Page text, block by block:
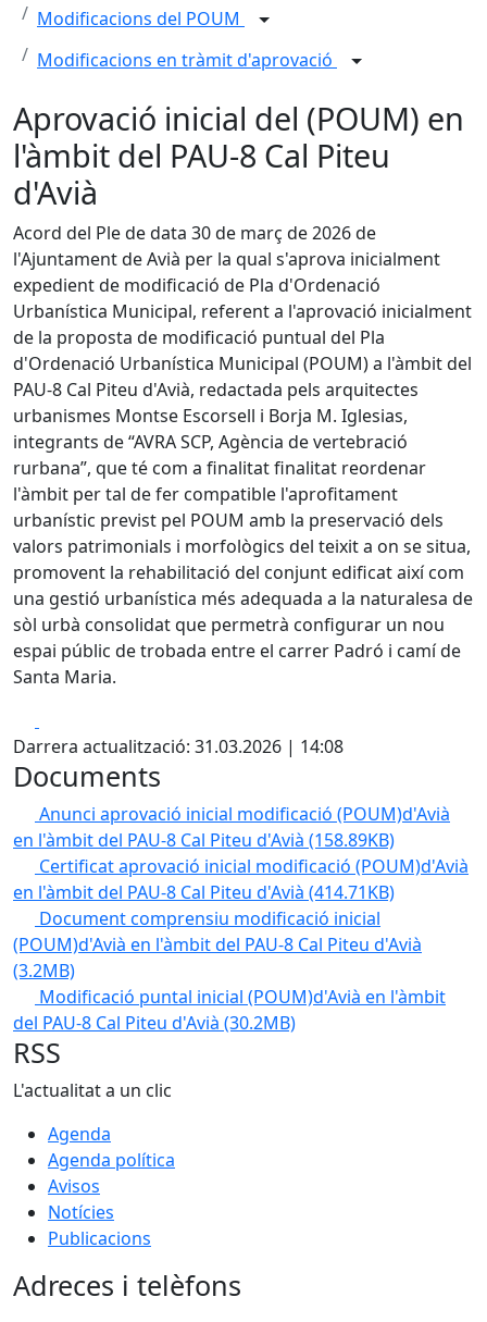
Modificacions del POUM
Modificacions en tràmit d'aprovació
Aprovació inicial del (POUM) en
l'àmbit del PAU-8 Cal Piteu
d'Avià
Acord del Ple de data 30 de març de 2026 de
l'Ajuntament de Avià per la qual s'aprova inicialment
expedient de modificació de Pla d'Ordenació
Urbanística Municipal, referent a l'aprovació inicialment
de la proposta de modificació puntual del Pla
d'Ordenació Urbanística Municipal (POUM) a l'àmbit del
PAU-8 Cal Piteu d'Avià, redactada pels arquitectes
urbanismes Montse Escorsell i Borja M. Iglesias,
integrants de “AVRA SCP, Agència de vertebració
rurbana”, que té com a finalitat finalitat reordenar
l'àmbit per tal de fer compatible l'aprofitament
urbanístic previst pel POUM amb la preservació dels
valors patrimonials i morfològics del teixit a on se situa,
promovent la rehabilitació del conjunt edificat així com
una gestió urbanística més adequada a la naturalesa de
sòl urbà consolidat que permetrà configurar un nou
espai públic de trobada entre el carrer Padró i camí de
Santa Maria.
Darrera actualització: 31.03.2026 | 14:08
Documents
Anunci aprovació inicial modificació (POUM)d'Avià
en l'àmbit del PAU-8 Cal Piteu d'Avià (158.89KB)
Certificat aprovació inicial modificació (POUM)d'Avià
en l'àmbit del PAU-8 Cal Piteu d'Avià (414.71KB)
Document comprensiu modificació inicial
(POUM)d'Avià en l'àmbit del PAU-8 Cal Piteu d'Avià
(3.2MB)
Modificació puntal inicial (POUM)d'Avià en l'àmbit
del PAU-8 Cal Piteu d'Avià (30.2MB)
RSS
L'actualitat a un clic
Agenda
Agenda política
Avisos
Notícies
Publicacions
Adreces i telèfons